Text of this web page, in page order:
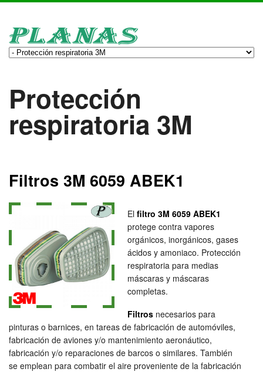
Protección
respiratoria 3M
Filtros 3M 6059 ABEK1
El filtro 3M 6059 ABEK1
protege contra vapores
orgánicos, inorgánicos, gases
ácidos y amoniaco. Protección
respiratoria para medias
máscaras y máscaras
completas.
Filtros necesarios para
pinturas o barnices, en tareas de fabricación de automóviles,
fabricación de aviones y/o mantenimiento aeronáutico,
fabricación y/o reparaciones de barcos o similares. También
se emplean para combatir el aire proveniente de la fabricación